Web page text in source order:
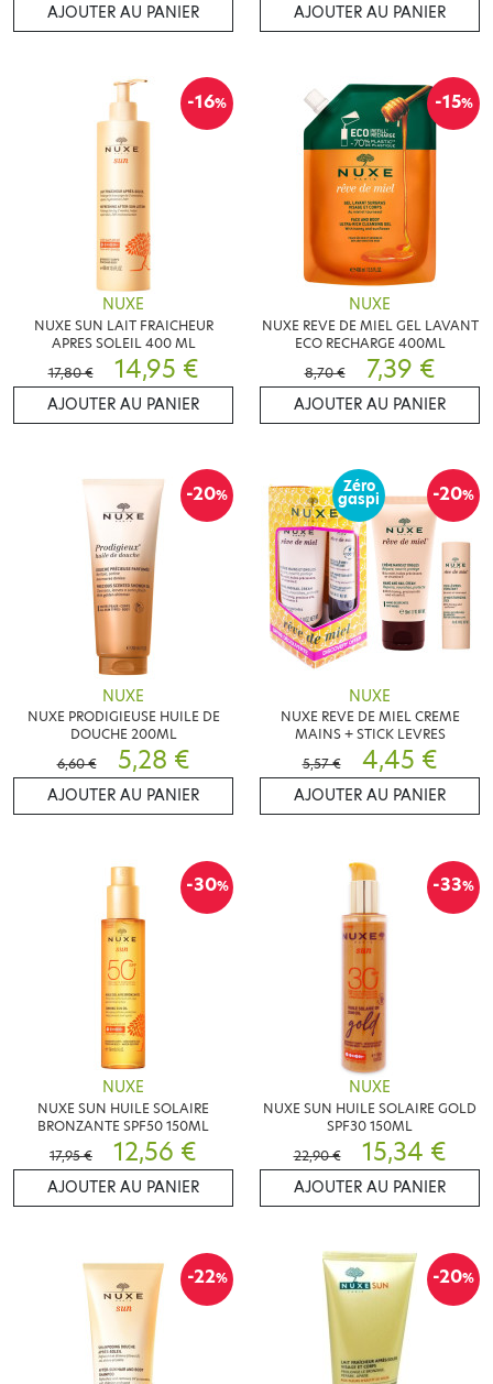
AJOUTER AU PANIER AJOUTER AU PANIER
-16%
NUXE
NUXE SUN LAIT FRAICHEUR
APRES SOLEIL 400 ML
17,80 €
14,95 €
AJOUTER AU PANIER
-15%
NUXE
NUXE REVE DE MIEL GEL LAVANT
ECO RECHARGE 400ML
8,70 €
7,39 €
AJOUTER AU PANIER
-20%
NUXE
NUXE PRODIGIEUSE HUILE DE
DOUCHE 200ML
6,60 €
5,28 €
AJOUTER AU PANIER
-20%
Zéro
gaspi
NUXE
NUXE REVE DE MIEL CREME
MAINS + STICK LEVRES
5,57 €
4,45 €
AJOUTER AU PANIER
-30%
NUXE
NUXE SUN HUILE SOLAIRE
BRONZANTE SPF50 150ML
17,95 €
12,56 €
AJOUTER AU PANIER
-33%
NUXE
NUXE SUN HUILE SOLAIRE GOLD
SPF30 150ML
22,90 €
15,34 €
AJOUTER AU PANIER
-22% -20%